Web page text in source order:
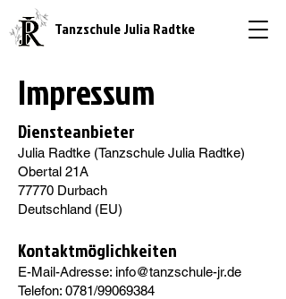
Tanzschule Julia Radtke
Impressum
Diensteanbieter
Julia Radtke (Tanzschule Julia Radtke)
Obertal 21A
77770 Durbach
Deutschland (EU)
Kontaktmöglichkeiten
E-Mail-Adresse: info@tanzschule-jr.de
Telefon: 0781/99069384